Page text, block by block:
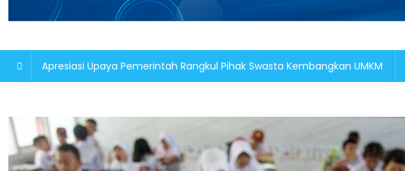
Apresiasi Upaya Pemerintah Rangkul Pihak Swasta Kembangkan UMKM